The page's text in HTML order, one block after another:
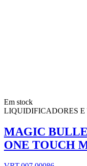
Em stock
LIQUIDIFICADORES
MAGIC
ONE TOUCH